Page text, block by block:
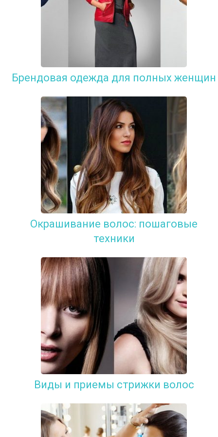
Брендовая одежда для полных женщин
Окрашивание волос: пошаговые
техники
Виды и приемы стрижки волос